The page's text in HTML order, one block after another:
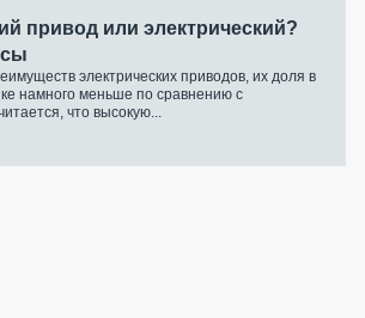
привод или электрический?
электрических приводов, их доля в
намного меньше по сравнению с
что высокую...